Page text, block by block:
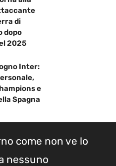
di
dopo
2025
Inter:
e
Spagna
come non ve lo
nessuno